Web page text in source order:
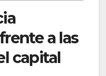
a las
capital